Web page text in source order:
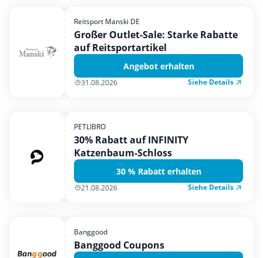
Urlaub & Reise
Reitsport Manski DE
Großer Outlet-Sale: Starke Rabatte
auf Reitsportartikel
Angebot erhalten
31.08.2026 Siehe Details
PETLIBRO
30% Rabatt auf INFINITY
Katzenbaum-Schloss
30 % Rabatt erhalten
21.08.2026 Siehe Details
Banggood
Banggood Coupons